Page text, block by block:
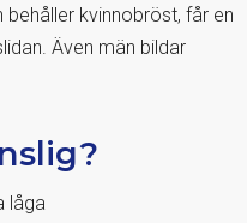
kvinnobröst, får en
Även män bildar
låga